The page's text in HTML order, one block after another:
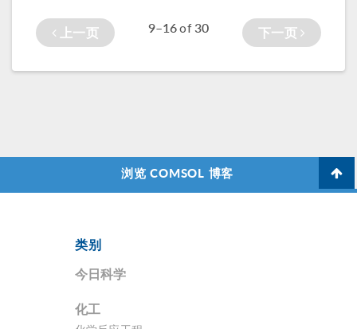
几何后，可以简化
几何创建，提供方
便使用的、具有多
个参数的零件，用
齿轮零件。 被添加
为几何零件（直接
在模型中创建或从
为可用的几何中的
就像任何其他几何
真中定义完整几何
义不规则形状，来
代替创建几何对
象。
则形状的表面。这
种方法最适合高度
（或高程）是 x 和 y
坐标函数的数据。
上一页 9–16of30 下一页
浏览 COMSOL 博客
类别
今日科学
化工